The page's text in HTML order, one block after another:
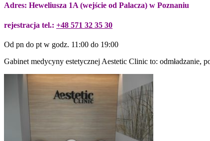
Adres: Heweliusza 1A (wejście od Palacza) w Poznaniu
rejestracja tel.: +48 571 32 35 30
Od pn do pt w godz. 11:00 do 19:00
Gabinet medycyny estetycznej Aestetic Clinic to: odmładzanie,